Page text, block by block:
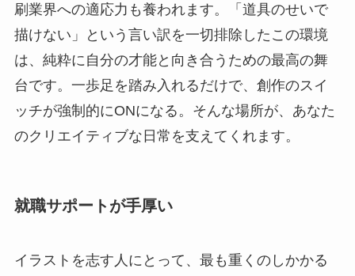
刷業界への適応力も養われます。「道具のせいで
描けない」という言い訳を一切排除したこの環境
は、純粋に自分の才能と向き合うための最高の舞
台です。一歩足を踏み入れるだけで、創作のスイ
ッチが強制的にONになる。そんな場所が、あなた
のクリエイティブな日常を支えてくれます。
就職サポートが手厚い
イラストを志す人にとって、最も重くのしかかる